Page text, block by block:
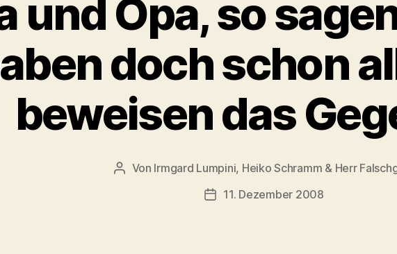
und Opa, so
doch schon
beweisen das
Beitragsautor
Von Irmgard Lumpini, Heiko Schramm & Herr
Veröffentlichungsdatum
11. Dezember 2008